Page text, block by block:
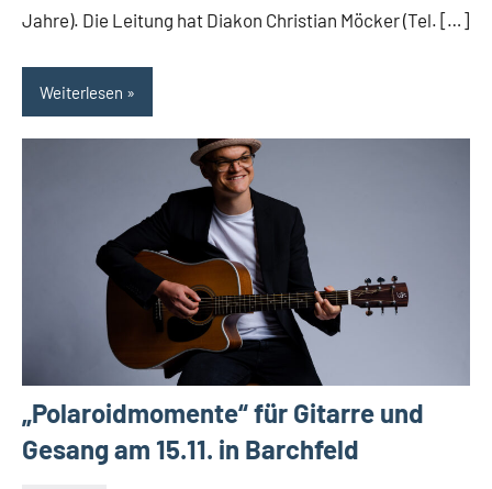
Jahre). Die Leitung hat Diakon Christian Möcker (Tel. […]
Weiterlesen
„Polaroidmomente“ für Gitarre und
Gesang am 15.11. in Barchfeld